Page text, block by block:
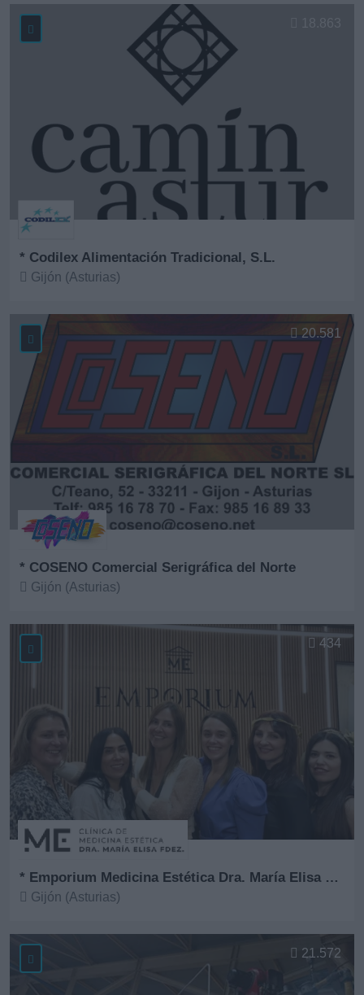
* Codilex Alimentación Tradicional, S.L.
Gijón (Asturias)
* COSENO Comercial Serigráfica del Norte
Gijón (Asturias)
20.581
* Emporium Medicina Estética Dra. María Elisa Fernández
Gijón (Asturias)
434
21.572